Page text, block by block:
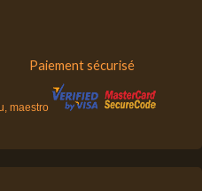
Paiement sécurisé
maestro